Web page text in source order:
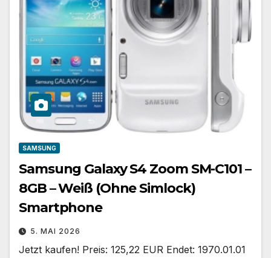
SAMSUNG
Samsung Galaxy S4 Zoom SM-C101 –
8GB – Weiß (Ohne Simlock)
Smartphone
5. MAI 2026
Jetzt kaufen! Preis: 125,22 EUR Endet: 1970.01.01